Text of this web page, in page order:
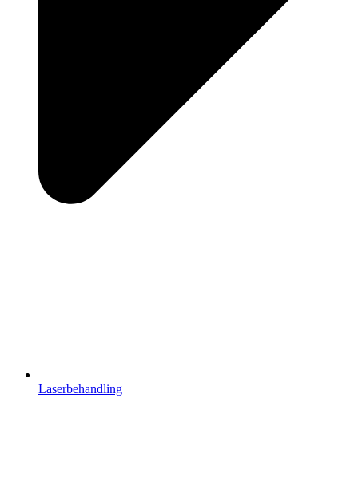
Laserbehandling